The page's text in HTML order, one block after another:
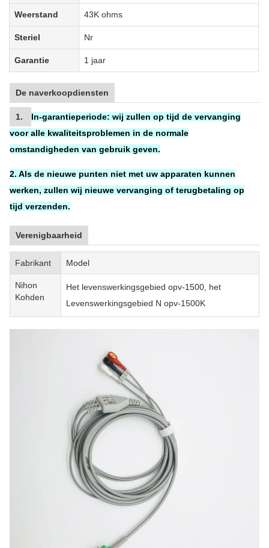
Weerstand 43K ohms
Steriel Nr
Garantie 1 jaar
De naverkoopdiensten
1. In-garantieperiode: wij zullen op tijd de vervanging
vooralle kwaliteitsproblemen in de normale
omstandigheden van gebruik geven.
2. Als de nieuwe punten niet met uw apparaten kunnen
werken, zullen wij nieuwe vervanging of terugbetaling op
tijd verzenden.
Verenigbaarheid
Fabrikant Model
Nihon
Kohden
Het levenswerkingsgebied opv-1500, het
Levenswerkingsgebied N opv-1500K